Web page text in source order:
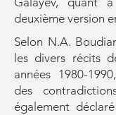
deuxième version
Selon N.A.
les divers récits
années 1980-1990
des
également